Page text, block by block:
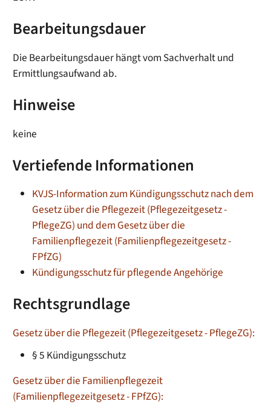
Bearbeitungsdauer
Die Bearbeitungsdauer hängt vom Sachverhalt und
Ermittlungsaufwand ab.
Hinweise
keine
Vertiefende Informationen
KVJS-Information zum Kündigungsschutz nach dem
Gesetz über die Pflegezeit (Pflegezeitgesetz -
PflegeZG) und dem Gesetz über die
Familienpflegezeit (Familienpflegezeitgesetz -
FPfZG)
Kündigungsschutz für pflegende Angehörige
Rechtsgrundlage
Gesetz über die Pflegezeit (Pflegezeitgesetz - PflegeZG):
§ 5 Kündigungsschutz
Gesetz über die Familienpflegezeit
(Familienpflegezeitgesetz - FPfZG):